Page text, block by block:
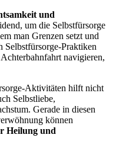
und
um die Selbstfürsorge
man Grenzen setzt und
Selbstfürsorge-Praktiken
navigieren,
Aktivitäten hilft nicht
Selbstliebe,
Gerade in diesen
können
Heilung und